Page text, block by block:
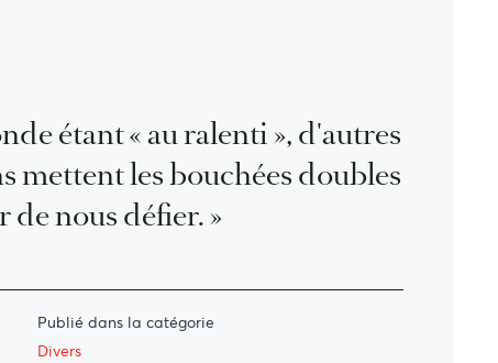
étant « au ralenti », d'autres
les bouchées doubles
nous défier. »
Publié dans la catégorie
Divers